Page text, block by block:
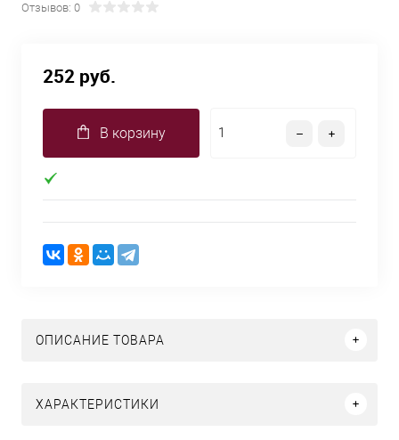
Отзывов: 0
252 руб.
В корзину
ОПИСАНИЕ ТОВАРА
ХАРАКТЕРИСТИКИ